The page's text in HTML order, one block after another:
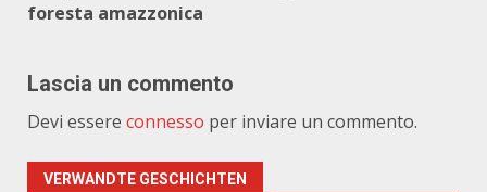
foresta amazzonica
Lascia un commento
Devi essere connesso per inviare un commento.
VERWANDTE GESCHICHTEN